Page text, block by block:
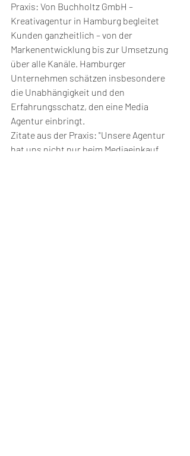
Praxis: Von Buchholtz GmbH –
Kreativagentur in Hamburg begleitet
Kunden ganzheitlich – von der
Markenentwicklung bis zur Umsetzung
über alle Kanäle. Hamburger
Unternehmen schätzen insbesondere
die Unabhängigkeit und den
Erfahrungsschatz, den eine Media
Agentur einbringt.
Zitate aus der Praxis: "Unsere Agentur
hat uns nicht nur beim Mediaeinkauf